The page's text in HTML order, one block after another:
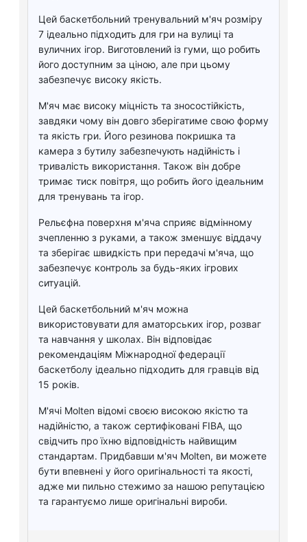
Цей баскетбольний тренувальний м'яч розміру
7 ідеально підходить для гри на вулиці та
вуличних ігор. Виготовлений із гуми, що робить
його доступним за ціною, але при цьому
забезпечує високу якість.
М'яч має високу міцність та зносостійкість,
завдяки чому він довго зберігатиме свою форму
та якість гри. Його резинова покришка та
камера з бутилу забезпечують надійність і
тривалість використання. Також він добре
тримає тиск повітря, що робить його ідеальним
для тренувань та ігор.
Рельєфна поверхня м'яча сприяє відмінному
зчепленню з руками, а також зменшує віддачу
та зберігає швидкість при передачі м'яча, що
забезпечує контроль за будь-яких ігрових
ситуацій.
Цей баскетбольний м'яч можна
використовувати для аматорських ігор, розваг
та навчання у школах. Він відповідає
рекомендаціям Міжнародної федерації
баскетболу ідеально підходить для гравців від
15 років.
М'ячі Molten відомі своєю високою якістю та
надійністю, а також сертифіковані FIBA, що
свідчить про їхню відповідність найвищим
стандартам. Придбавши м'яч Molten, ви можете
бути впевнені у його оригінальності та якості,
адже ми пильно стежимо за нашою репутацією
та гарантуємо лише оригінальні вироби.